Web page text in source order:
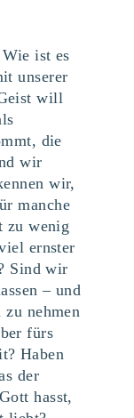
ist es
unserer
will
die
wir
wir,
manche
zu wenig
ernster
Sind wir
– und
nehmen
fürs
Haben
der
hasst,